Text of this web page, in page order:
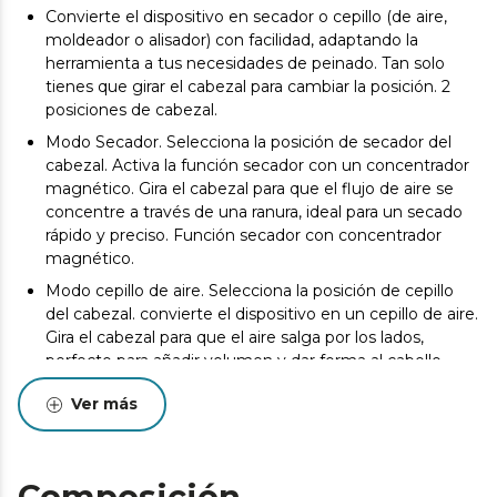
Convierte el dispositivo en secador o cepillo (de aire,
moldeador o alisador) con facilidad, adaptando la
herramienta a tus necesidades de peinado. Tan solo
tienes que girar el cabezal para cambiar la posición. 2
posiciones de cabezal.
Modo Secador. Selecciona la posición de secador del
cabezal. Activa la función secador con un concentrador
magnético. Gira el cabezal para que el flujo de aire se
concentre a través de una ranura, ideal para un secado
rápido y preciso. Función secador con concentrador
magnético.
Modo cepillo de aire. Selecciona la posición de cepillo
del cabezal. convierte el dispositivo en un cepillo de aire.
Gira el cabezal para que el aire salga por los lados,
perfecto para añadir volumen y dar forma al cabello.
Función cepillo de aire.
Modo cepillo alisador. Con la posición de cepillo, pulsa el
ayuda a alisar el cabello, ofreciendo un acabado liso y
Ver más